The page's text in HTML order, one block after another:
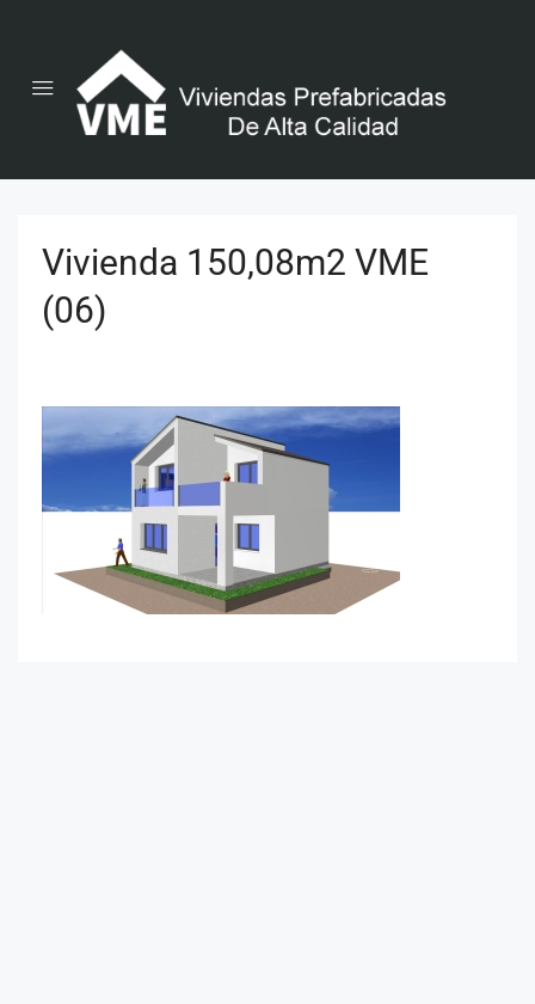
Vivienda 150,08m2 VME
(06)